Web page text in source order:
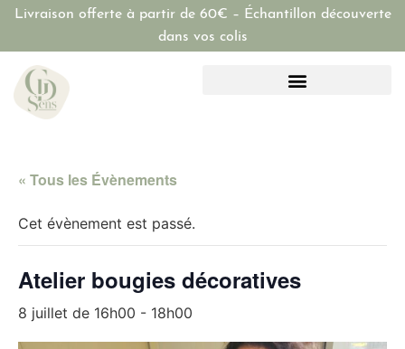
Livraison offerte à partir de 60€ – Échantillon découverte
dans vos colis
« Tous les Évènements
Cet évènement est passé.
Atelier bougies décoratives
8 juillet de 16h00 - 18h00